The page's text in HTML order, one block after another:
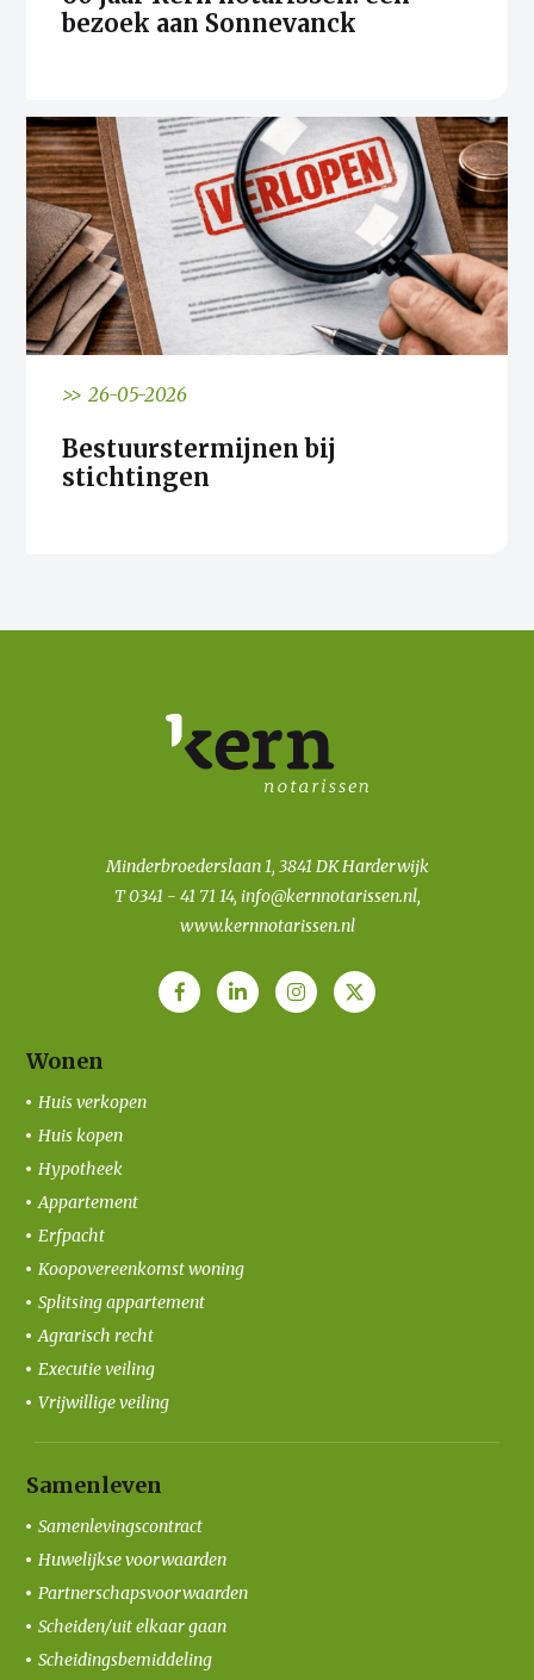
bezoek aan Sonnevanck
>> 26-05-2026
Bestuurstermijnen bij
stichtingen
Minderbroederslaan 1, 3841 DK Harderwijk
T0341 - 41 71 14, info@kernnotarissen.nl,
www.kernnotarissen.nl
Wonen
Huis verkopen
Huis kopen
Hypotheek
Appartement
Erfpacht
Koopovereenkomst woning
Splitsing appartement
Agrarisch recht
Executie veiling
Vrijwillige veiling
Samenleven
Samenlevingscontract
Huwelijkse voorwaarden
Partnerschapsvoorwaarden
Scheiden/uit elkaar gaan
Scheidingsbemiddeling